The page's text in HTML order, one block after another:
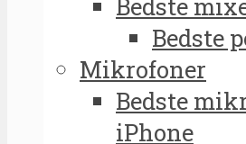
Bedste
Mikrofoner
Bedste
iPhone